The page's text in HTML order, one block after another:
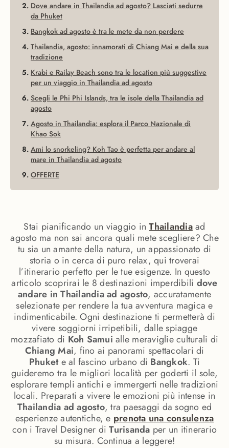
Dove andare in Thailandia ad agosto? Lasciati sedurre
da Phuket
Bangkok ad agosto è tra le mete da non perdere
Thailandia, agosto: innamorati di Chiang Mai e della sua
tradizione
Krabi e Railay Beach sono tra le location più suggestive
per un viaggio in Thailandia ad agosto
Scegli le Phi Phi Islands, tra le isole della Thailandia ad
agosto
Agosto in Thailandia: esplora il Parco Nazionale di
Khao Sok
Ami lo snorkeling? Koh Tao è perfetta per andare al
mare in Thailandia ad agosto
OFFERTE
Stai pianificando un viaggio inThailandiaad
agosto ma non sai ancora quali mete scegliere? Che
tu sia un amante della natura, un appassionato di
storia o in cerca di puro relax, qui troverai
l’itinerario perfetto per le tue esigenze. In questo
articolo scoprirai le 8 destinazioni imperdibili dove
andare in Thailandia ad agosto, accuratamente
selezionate per rendere la tua avventura magica e
indimenticabile. Ogni destinazione ti permetterà di
vivere soggiorni irripetibili, dalle spiagge
mozzafiato di Koh Samui alle meraviglie culturali di
Chiang Mai, fino ai panorami spettacolari di
Phukete al fascino urbano di Bangkok. Ti
guideremo tra le migliori località per goderti il sole,
esplorare templi antichi e immergerti nelle tradizioni
locali. Preparati a vivere le emozioni più intense in
Thailandia ad agosto, tra paesaggi da sogno ed
esperienze autentiche, e prenota una consulenza
con i Travel Designer diTurisanda per un itinerario
su misura. Continua a leggere!